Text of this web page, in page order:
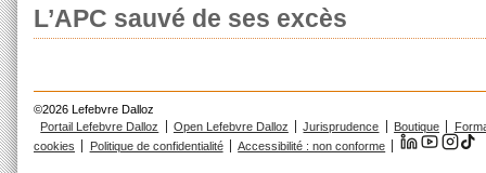
L’APC sauvé de ses excès
©2026 Lefebvre Dalloz
Portail Lefebvre Dalloz
Open Lefebvre Dalloz Jurisprudence Boutique
cookies
Politique de confidentialité Accessibilité : non conforme